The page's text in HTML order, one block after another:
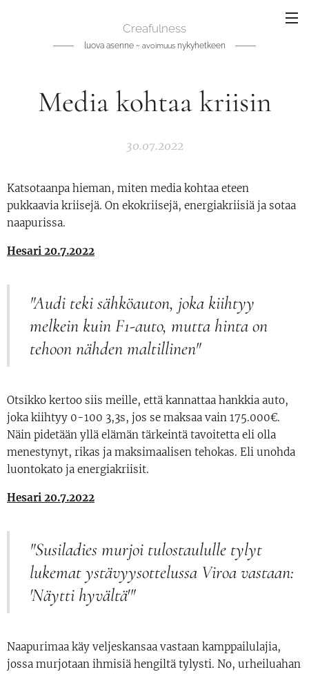
Creafulness
luova asenne ~ avoimuusnykyhetkeen
Media kohtaa kriisin
30.07.2022
Katsotaanpa hieman, miten media kohtaa eteen
pukkaavia kriisejä. On ekokriisejä, energiakriisiä ja sotaa
naapurissa.
Hesari 20.7.2022
"Audi teki sähkö­auton, joka kiihtyy
melkein kuin F1-auto, mutta hinta on
tehoon nähden maltillinen"
Otsikko kertoo siis meille, että kannattaa hankkia auto,
joka kiihtyy 0-100 3,3s, jos se maksaa vain 175.000€.
Näin pidetään yllä elämän tärkeintä tavoitetta eli olla
menestynyt, rikas ja maksimaalisen tehokas. Eli unohda
luontokato ja energiakriisit.
Hesari 20.7.2022
"Susiladies murjoi tulostaululle tylyt
lukemat ystävyysottelussa Viroa vastaan:
'Näytti hyvältä'"
Naapurimaa käy veljeskansaa vastaan kamppailulajia,
jossa murjotaan ihmisiä hengiltä tylysti. No, urheiluahan